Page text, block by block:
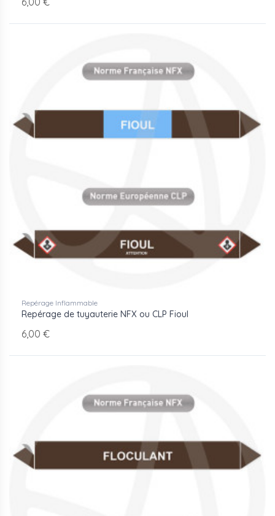
Repérage Inflammable
Repérage de tuyauterie NFX ou CLP Fioul
6,00 €